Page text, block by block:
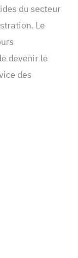
du secteur
Le
devenir le
des